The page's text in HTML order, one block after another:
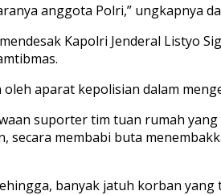
anggota Polri,” ungkapnya
Kapolri Jenderal
aparat kepolisian dalam
suporter tim tuan rumah
membabi buta
banyak jatuh korban